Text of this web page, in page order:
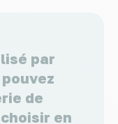
par
de
en